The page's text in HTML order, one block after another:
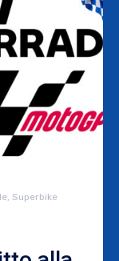
Superbike